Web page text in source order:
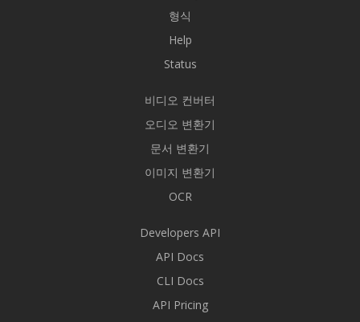
형식
Help
Status
비디오 컨버터
오디오 변환기
문서 변환기
이미지 변환기
OCR
Developers API
API Docs
CLI Docs
API Pricing